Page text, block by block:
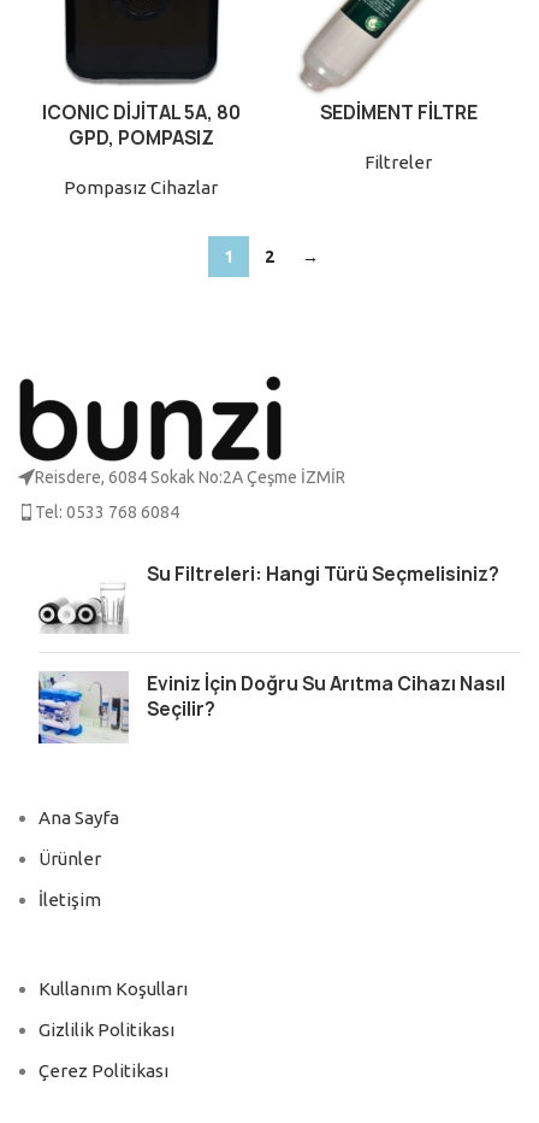
ICONIC DİJİTAL 5A, 80
GPD, POMPASIZ
Pompasız Cihazlar
SEDİMENT FİLTRE
Filtreler
1 2 →
Reisdere, 6084 Sokak No:2A Çeşme İZMİR
Tel: 0533 768 6084
Su Filtreleri: Hangi Türü Seçmelisiniz?
Eviniz İçin Doğru Su Arıtma Cihazı Nasıl
Seçilir?
Ana Sayfa
Ürünler
İletişim
Kullanım Koşulları
Gizlilik Politikası
Çerez Politikası